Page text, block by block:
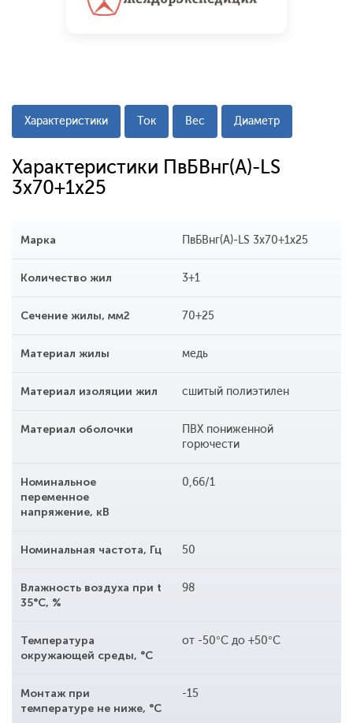
Характеристики Ток Вес Диаметр
Характеристики ПвБВнг(A)-LS
3x70+1x25
Марка ПвБВнг(A)-LS 3x70+1x25
Количество жил 3+1
Сечение жилы, мм2 70+25
Материал жилы медь
Материал изоляции жил сшитый полиэтилен
Материал оболочки
ПВХ пониженной
горючести
Номинальное
переменное
напряжение, кВ
0,66/1
Номинальная частота, Гц 50
Влажность воздуха при t
35°С, %
98
Температура
окружающей среды, °С
от -50°С до +50°С
Монтаж при
температуре не ниже, °С
-15